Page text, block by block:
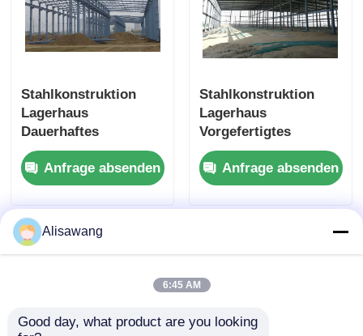
Stahlkonstruktion
Lagerhaus
Dauerhaftes
vorgefertigtes
Metallgebäude, das
eine schnelle
Installation und den
Schutz von
gelagerten Gütern
Anfrage absenden
Stahlkonstruktion
Lagerhaus
Vorgefertigtes
Metallgebäude für
Lagerung und
einfache Installation
in verschiedenen
Anfrage absenden
Alisawang
6:45 AM
Good day, what product are you looking